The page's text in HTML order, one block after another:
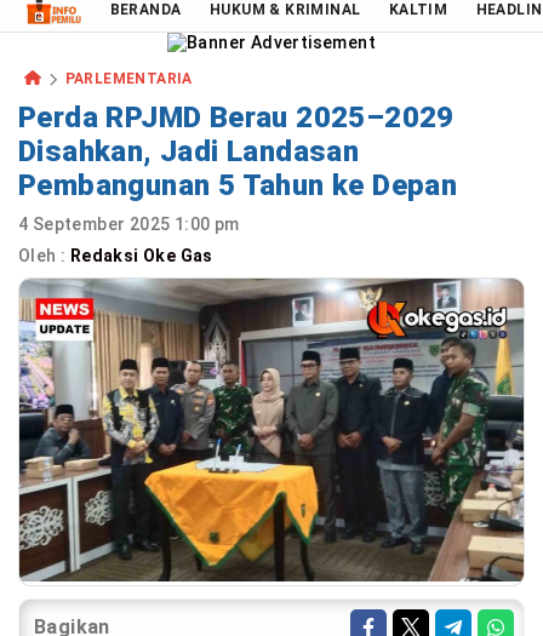
BERANDA HUKUM & KRIMINAL KALTIM
PARLEMENTARIA
Perda RPJMD Berau 2025–2029
Disahkan, Jadi Landasan
Pembangunan 5 Tahun ke Depan
4 September 2025 1:00 pm
Oleh : Redaksi Oke Gas
Bagikan